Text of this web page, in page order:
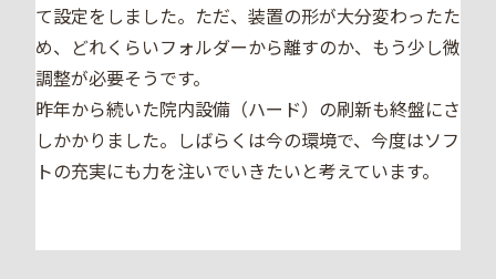
て設定をしました。ただ、装置の形が大分変わったた
め、どれくらいフォルダーから離すのか、もう少し微
調整が必要そうです。
昨年から続いた院内設備（ハード）の刷新も終盤にさ
しかかりました。しばらくは今の環境で、今度はソフ
トの充実にも力を注いでいきたいと考えています。